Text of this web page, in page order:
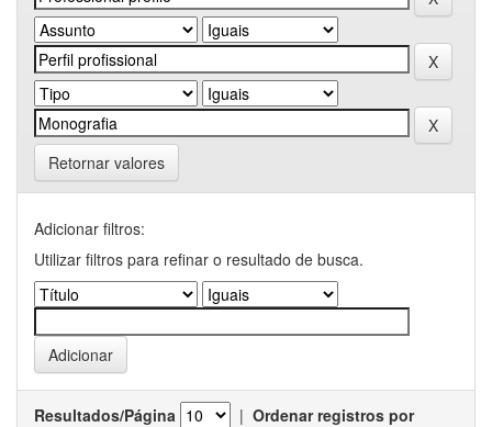
Retornar valores
Adicionar filtros:
Utilizar filtros para refinar o resultado de busca.
Resultados/Página | Ordenar registros por